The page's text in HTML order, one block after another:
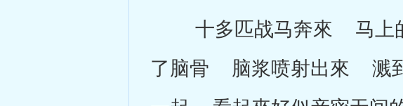
十多匹战马奔來 马上的
了脑骨 脑浆喷射出來 溅